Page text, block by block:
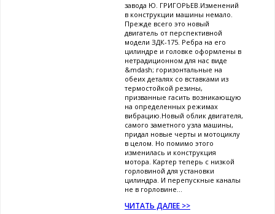
завода Ю. ГРИГОРЬЕВ.Изменений
в конструкции машины немало.
Прежде всего это новый
двигатель от перспективной
модели ЗДК-175. Ребра на его
цилиндре и головке оформлены в
нетрадиционном для нас виде
&mdash; горизонтальные на
обеих деталях со вставками из
термостойкой резины,
призванные гасить возникающую
на определенных режимах
вибрацию.Новый облик двигателя,
самого заметного узла машины,
придал новые черты и мотоциклу
в целом. Но помимо этого
изменилась и конструкция
мотора. Картер теперь с низкой
горловиной для установки
цилиндра. И перепускные каналы
не в горловине...
ЧИТАТЬ ДАЛЕЕ >>